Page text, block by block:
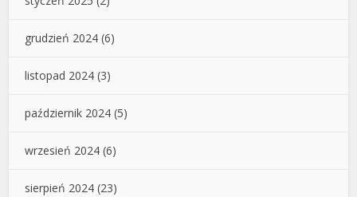
grudzień 2024 (6)
listopad 2024 (3)
październik 2024 (5)
wrzesień 2024 (6)
sierpień 2024 (23)